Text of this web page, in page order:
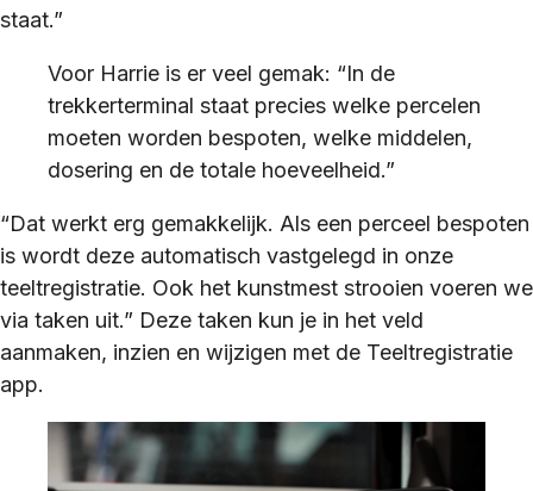
staat.”
Voor Harrie is er veel gemak: “In de
trekkerterminal staat precies welke percelen
moeten worden bespoten, welke middelen,
dosering en de totale hoeveelheid.”
“Dat werkt erg gemakkelijk. Als een perceel bespoten
is wordt deze automatisch vastgelegd in onze
teeltregistratie. Ook het kunstmest strooien voeren we
via taken uit.” Deze taken kun je in het veld
aanmaken, inzien en wijzigen met de Teeltregistratie
app.